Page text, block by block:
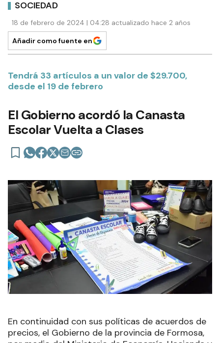
SOCIEDAD
18 de febrero de 2024 | 04:28 actualizado hace 2 años
Añadir como fuente en
Tendrá 33 artículos a un valor de $29.700,
desde el 19 de febrero
El Gobierno acordó la Canasta
Escolar Vuelta a Clases
En continuidad con sus políticas de acuerdos de
precios, el Gobierno de la provincia de Formosa,